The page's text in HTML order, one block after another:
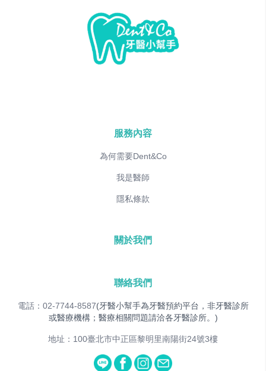
服務內容
為何需要Dent&Co
我是醫師
隱私條款
關於我們
聯絡我們
電話：02-7744-8587(牙醫小幫手為牙醫預約平台，非牙醫診所
或醫療機構；醫療相關問題請洽各牙醫診所。)
地址：100臺北市中正區黎明里南陽街24號3樓